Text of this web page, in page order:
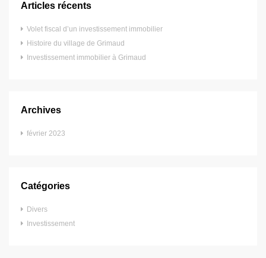
Articles récents
Volet fiscal d’un investissement immobilier
Histoire du village de Grimaud
Investissement immobilier à Grimaud
Archives
février 2023
Catégories
Divers
Investissement